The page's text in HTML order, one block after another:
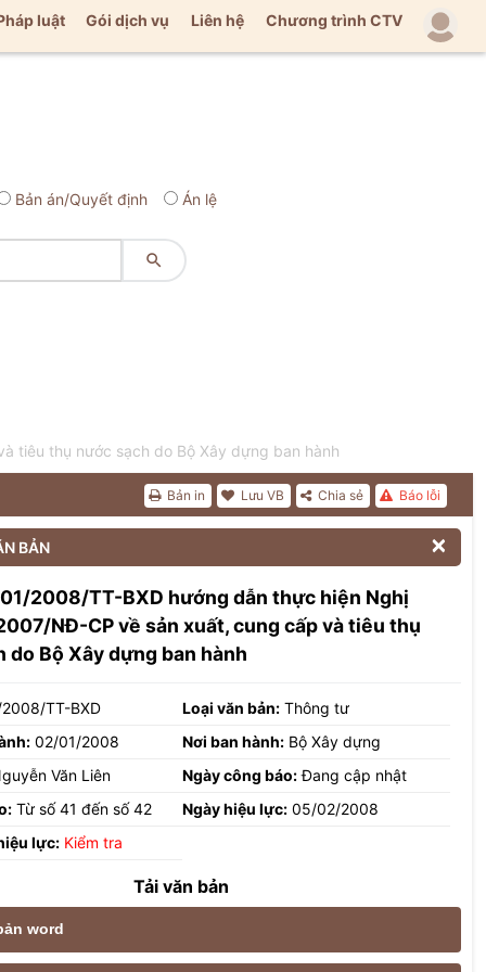
luật Gói dịch vụ Liên hệ Chương trình CTV
Bản án/Quyết định Án lệ

tiêu thụ nước sạch do Bộ Xây dựng ban hành
Báo lỗi
Chia sẻ
Lưu VB
Bản in
BẢN 
2008/TT-BXD hướng dẫn thực hiện Nghị
NĐ-CP về sản xuất, cung cấp và tiêu thụ
do Bộ Xây dựng ban hành
TT-BXD Loại văn bản: Thông tư
02/01/2008 Nơi ban hành: Bộ Xây dựng
Văn Liên Ngày công báo:Đang cập nhật
Từ số 41 đến số 42 Ngày hiệu lực: 05/02/2008
lực: Kiểm tra
Tải văn bản
word